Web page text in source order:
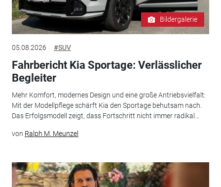
Bildergalerie
05.08.2026 #SUV
Fahrbericht Kia Sportage: Verlässlicher
Begleiter
Mehr Komfort, modernes Design und eine große Antriebsvielfalt:
Mit der Modellpflege schärft Kia den Sportage behutsam nach.
Das Erfolgsmodell zeigt, dass Fortschritt nicht immer radikal...
von Ralph M. Meunzel